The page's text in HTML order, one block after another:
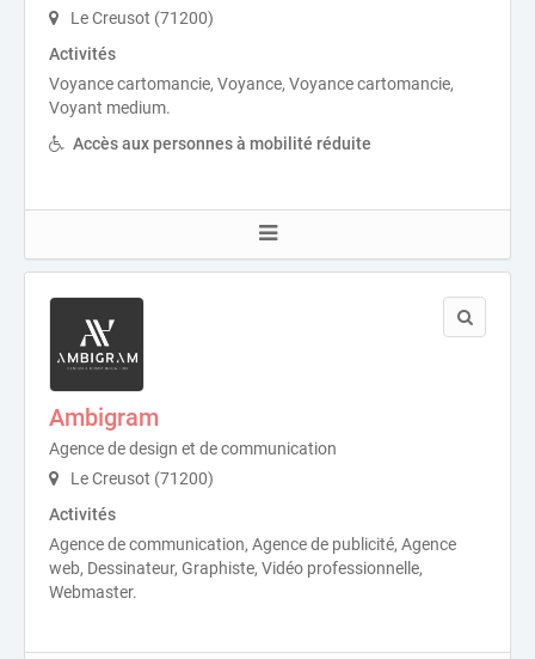
Le Creusot (71200)
Activités
Voyance cartomancie, Voyance, Voyance cartomancie,
Voyant medium.
Accès aux personnes à mobilité réduite
Ambigram
Agence de design et de communication
Le Creusot (71200)
Activités
Agence de communication, Agence de publicité, Agence
web, Dessinateur, Graphiste, Vidéo professionnelle,
Webmaster.